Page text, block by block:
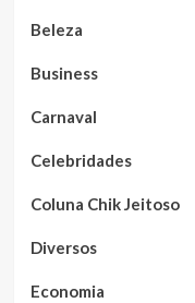
Beleza
Business
Carnaval
Celebridades
Coluna Chik Jeitoso
Diversos
Economia